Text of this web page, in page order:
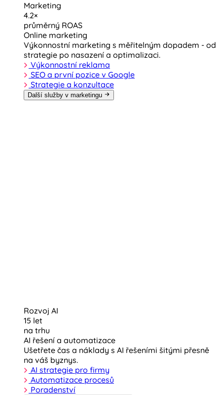
Marketing
4.2×
průměrný ROAS
Online marketing
Výkonnostní marketing s měřitelným dopadem - od
strategie po nasazení a optimalizaci.
Výkonnostní reklama
SEO a první pozice v Google
Strategie a konzultace
Další služby v marketingu
Rozvoj AI
15 let
na trhu
AI řešení a automatizace
Ušetřete čas a náklady s AI řešeními šitými přesně
na váš byznys.
AI strategie pro firmy
Automatizace procesů
Poradenství